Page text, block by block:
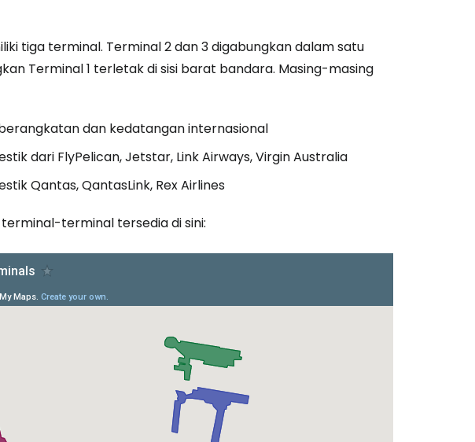
tiga terminal. Terminal 2 dan 3 digabungkan dalam satu
Terminal 1 terletak di sisi barat bandara. Masing-masing
dan kedatangan internasional
dari FlyPelican, Jetstar, Link Airways, Virgin Australia
Qantas, QantasLink, Rex Airlines
terminal tersedia di sini: